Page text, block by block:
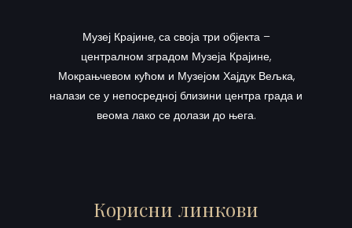
Музеј Крајине, са своја три објекта –
централном зградом Музеја Крајине,
Мокрањчевом кућом и Музејом Хајдук Вељка,
налази се у непосредној близини центра града и
веома лако се долази до њега.
Корисни линкови